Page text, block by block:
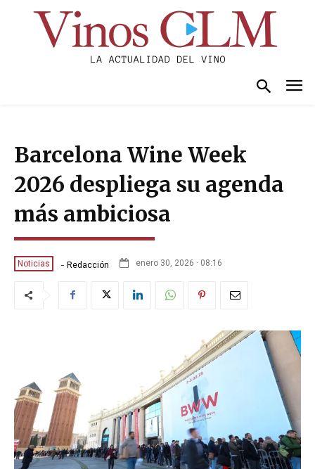
Barcelona Wine Week
2026 despliega su agenda
más ambiciosa
Noticias - Redacción enero 30, 2026 · 08:16